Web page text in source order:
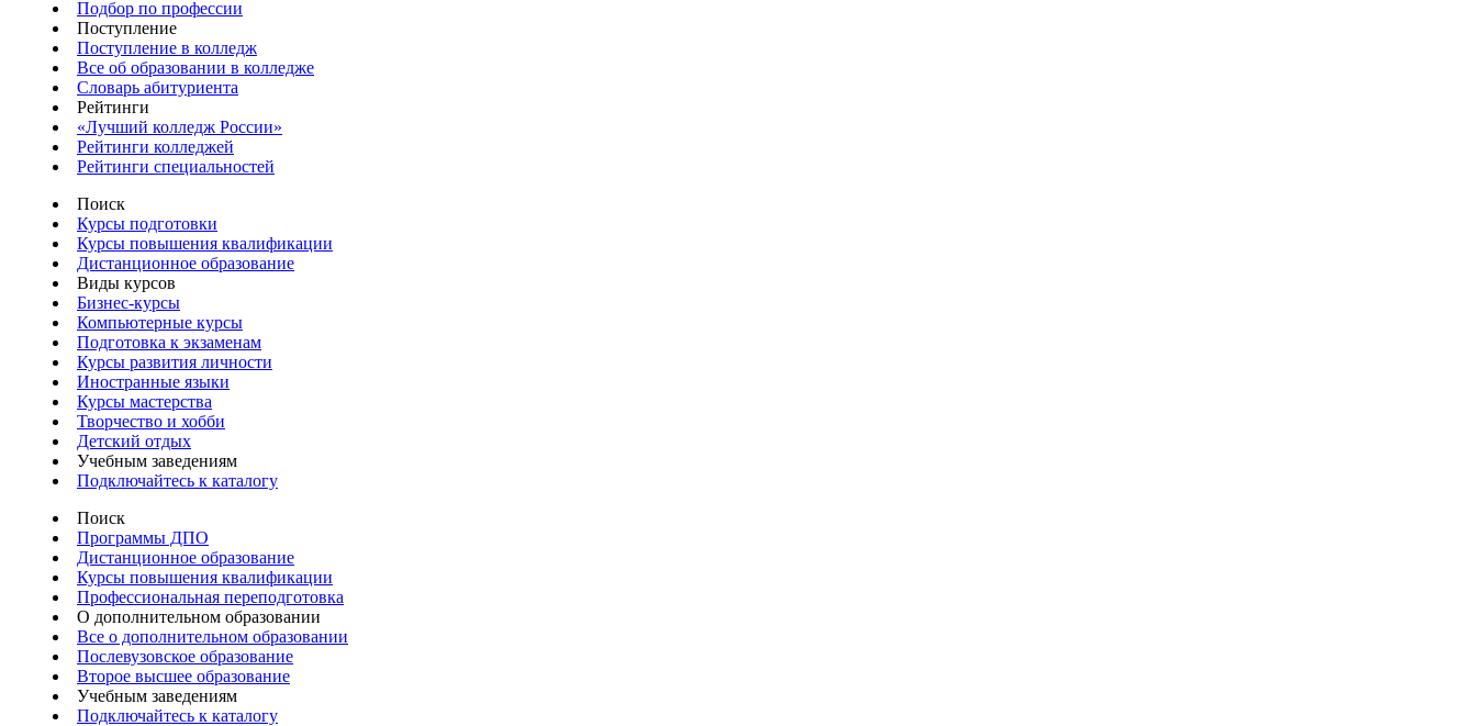
Подбор по профессии
Поступление
Поступление в колледж
Все об образовании в колледже
Словарь абитуриента
Рейтинги
«Лучший колледж России»
Рейтинги колледжей
Рейтинги специальностей
Поиск
Курсы подготовки
Курсы повышения квалификации
Дистанционное образование
Виды курсов
Бизнес-курсы
Компьютерные курсы
Подготовка к экзаменам
Курсы развития личности
Иностранные языки
Курсы мастерства
Творчество и хобби
Детский отдых
Учебным заведениям
Подключайтесь к каталогу
Поиск
Программы ДПО
Дистанционное образование
Курсы повышения квалификации
Профессиональная переподготовка
О дополнительном образовании
Все о дополнительном образовании
Послевузовское образование
Второе высшее образование
Учебным заведениям
Подключайтесь к каталогу